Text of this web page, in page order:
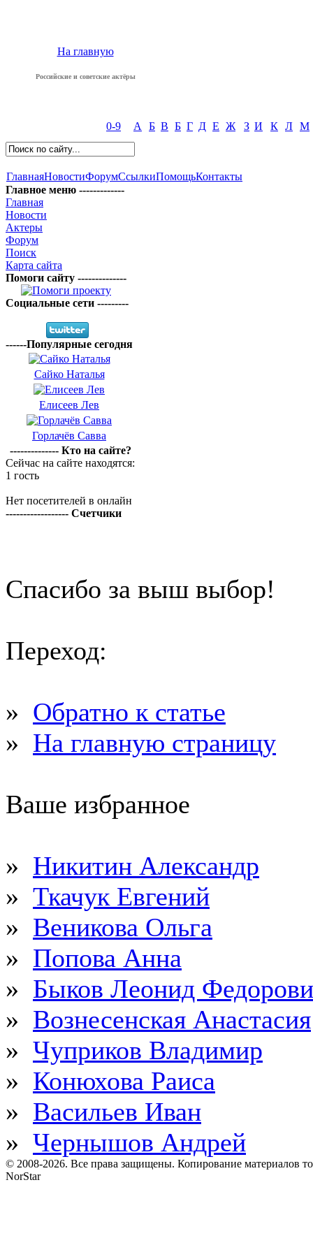
На главную
Российские и советские актёры
0-9 А Б В Б Г Д Е Ж З И К Л М
ГлавнаяНовостиФорумСсылкиПомощьКонтакты
Главное меню -------------
Главная
Новости
Актеры
Форум
Поиск
Карта сайта
Помоги сайту --------------
Социальные сети ---------
------Популярные сегодня
Сайко Наталья
Елисеев Лев
Горлачёв Савва
-------------- Кто на сайте?
Сейчас на сайте находятся:
1 гость
Нет посетителей в онлайн
------------------ Счетчики
Спасибо за выш выбор!
Переход:
» Обратно к статье
» На главную страницу
Ваше избранное
» Никитин Александр
» Ткачук Евгений
» Веникова Ольга
» Попова Анна
» Быков Леонид
» Вознесенская Анастасия
» Чуприков Владимир
» Конюхова Раиса
» Васильев Иван
» Чернышов Андрей
© 2008-2026. Все права защищены. Копирование материалов
NorStar